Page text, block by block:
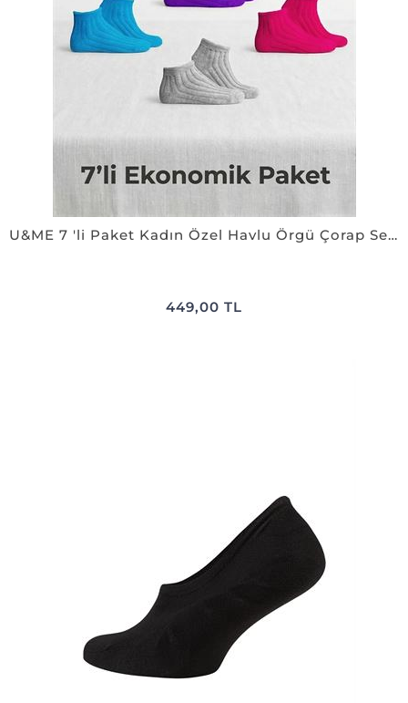
U&ME 7 'li Paket Kadın Özel Havlu Örgü Çorap Seti ÇOK RENKLİ
449,00 TL